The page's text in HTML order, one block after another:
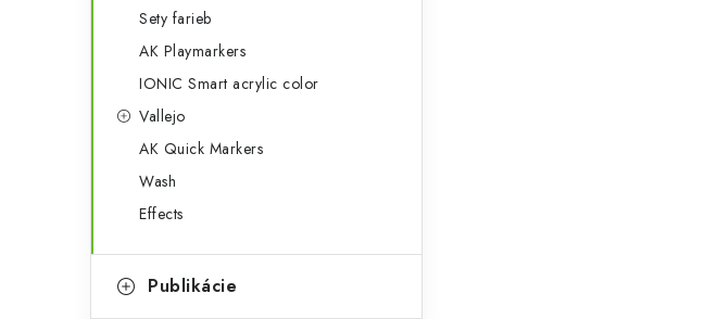
Sety farieb
AK Playmarkers
IONIC Smart acrylic color
Vallejo
AK Quick Markers
Wash
Effects
Publikácie